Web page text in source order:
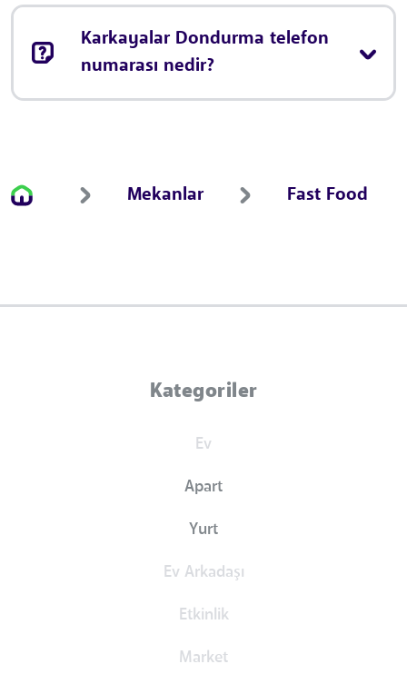
Karkayalar Dondurma telefon
numarası nedir?
Mekanlar Fast Food
Kategoriler
Ev
Apart
Yurt
Ev Arkadaşı
Etkinlik
Market